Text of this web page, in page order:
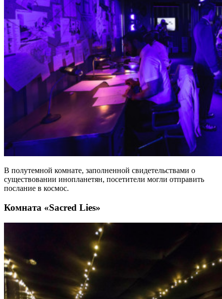
В полутемной комнате, заполненной свидетельствами о
существовании инопланетян, посетители могли отправить
послание в космос.
Комната «Sacred Lies»